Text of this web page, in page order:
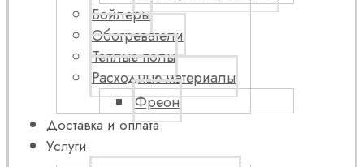
Бойлеры
Обогреватели
Теплые полы
Расходные материалы
Фреон
Доставка и оплата
Услуги